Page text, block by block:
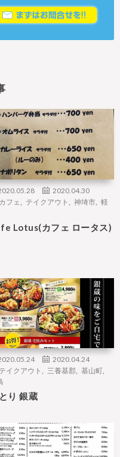
2020.04.30
カフェ テイクアウト 神埼市
軽
Lotus(カフェ ロータス)
2020.04.24
テイクアウト 三養基郡 基山町
り 銀蔵